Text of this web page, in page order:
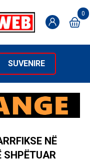
0
SUVENIRE
NË
SHPËTUAR